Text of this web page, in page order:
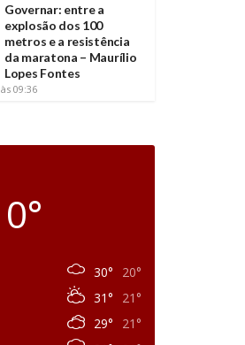
Governar: entre a
explosão dos 100
metros e a resistência
da maratona – Maurílio
Lopes Fontes
às 09:36
0°
30°
20°
31°
21°
29°
21°